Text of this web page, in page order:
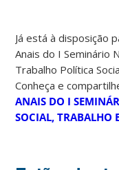
Já está à disposição
Anais do I Seminário
Trabalho Política
Conheça e
ANAIS DO I
SOCIAL, TRABALHO